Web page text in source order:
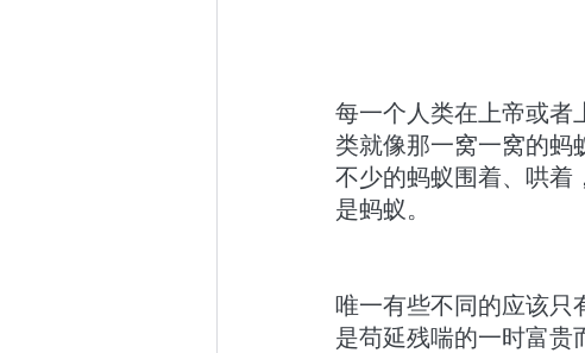
每一个人类在上帝或者
类就像那一窝一窝的蚂
不少的蚂蚁围着、哄着
是蚂蚁。
唯一有些不同的应该只
是苟延残喘的一时富贵